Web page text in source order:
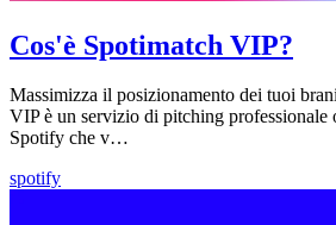
Cos'è Spotimatch VIP?
Massimizza il posizionamento dei tuoi
VIP è un servizio di pitching
Spotify che v…
spotify